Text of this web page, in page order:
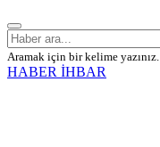
Aramak için bir kelime yazınız.
HABER İHBAR